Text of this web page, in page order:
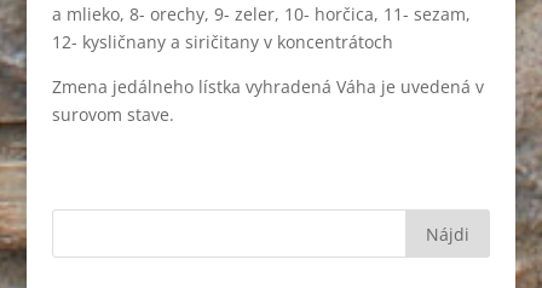
a mlieko, 8- orechy, 9- zeler, 10- horčica, 11- sezam,
12- kysličnany a siričitany v koncentrátoch
Zmena jedálneho lístka vyhradená Váha je uvedená v
surovom stave.